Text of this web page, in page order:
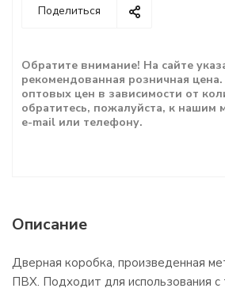
Поделиться
Обратите внимание! На сайте
рекомендованная розничная
оптовых цен в зависимости от
обратитесь, пожалуйста, к нашим
e-mail или телефону.
Описание
Дверная коробка, произведенная
ПВХ. Подходит для использования с